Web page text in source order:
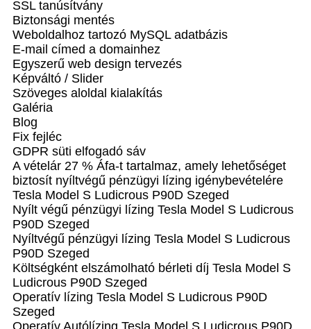
SSL tanúsítvány
Biztonsági mentés
Weboldalhoz tartozó MySQL adatbázis
E-mail címed a domainhez
Egyszerű web design tervezés
Képváltó / Slider
Szöveges aloldal kialakítás
Galéria
Blog
Fix fejléc
GDPR süti elfogadó sáv
A vételár 27 % Áfa-t tartalmaz, amely lehetőséget
biztosít nyíltvégű pénzügyi lízing igénybevételére
Tesla Model S Ludicrous P90D Szeged
Nyílt végű pénzügyi lízing Tesla Model S Ludicrous
P90D Szeged
Nyíltvégű pénzügyi lízing Tesla Model S Ludicrous
P90D Szeged
Költségként elszámolható bérleti díj Tesla Model S
Ludicrous P90D Szeged
Operatív lízing Tesla Model S Ludicrous P90D
Szeged
Operatív Autólízing Tesla Model S Ludicrous P90D